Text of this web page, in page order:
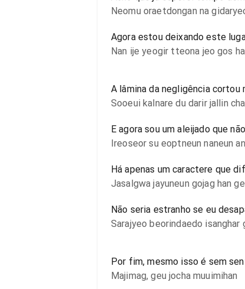
Neomu oraetdongan na
Agora estou deixando este
Nan ije yeogir tteona jeo gos
A lâmina da negligência cortou
Sooeui kalnare du darir jallin
E agora sou um aleijado que
Ireoseor su eoptneun naneun
Há apenas um caractere que
Jasalgwa jayuneun gojag han
Não seria estranho se eu
Sarajyeo beorindaedo isanghar
Por fim, mesmo isso é sem
Majimag, geu jocha muuimihan